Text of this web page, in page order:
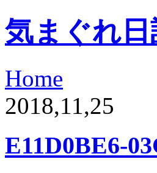
気まぐれ日
Home
2018,11,25
E11D0BE6-